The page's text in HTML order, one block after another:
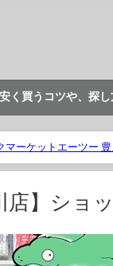
く買うコツや、探
マーケットエーツー
店】ショ